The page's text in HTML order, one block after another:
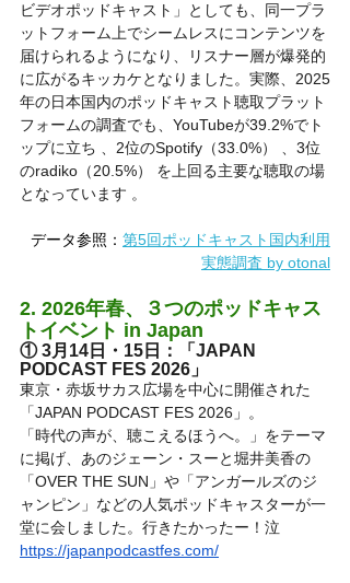
ビデオポッドキャスト」としても、同一プラ
ットフォーム上でシームレスにコンテンツを
届けられるようになり、リスナー層が爆発的
に広がるキッカケとなりました。実際、2025
年の日本国内のポッドキャスト聴取プラット
フォームの調査でも、YouTubeが39.2%でト
ップに立ち 、2位のSpotify（33.0%） 、3位
のradiko（20.5%） を上回る主要な聴取の場
となっています 。
データ参照： 第5回ポッドキャスト国内利用
実態調査 by otonal
2. 2026年春、３つのポッドキャス
トイベント in Japan
① 3月14日・15日：「JAPAN
PODCAST FES 2026」
東京・赤坂サカス広場を中心に開催された
「JAPAN PODCAST FES 2026」。
「時代の声が、聴こえるほうへ。」をテーマ
に掲げ、あのジェーン・スーと堀井美香の
「OVER THE SUN」や「アンガールズのジ
ャンピン」などの人気ポッドキャスターが一
堂に会しました。行きたかったー！泣
https://japanpodcastfes.com/